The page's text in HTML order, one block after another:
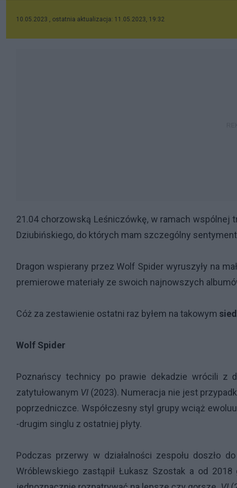
10.05.2023 , ostatnia aktualizacja: 11.05.2023, 19:32
21.04 chorzowską Leśniczówkę, w ramach wspólnej
Dziubińskiego, do których mam szczególny
Dragon wspierany przez Wolf Spider wyruszyły na
premierowe materiały ze swoich najnowszych
Cóż za zestawienie ostatni raz byłem na takowym
Wolf Spider
Poznańscy technicy po prawie dekadzie wrócili z
zatytułowanym VI (2023). Numeracja nie jest
poprzedniczce. Współczesny styl grupy wciąż
-drugim singlu z ostatniej płyty.
Podczas przerwy w działalności zespołu doszło
Wróblewskiego zastąpił Łukasz Szostak a od